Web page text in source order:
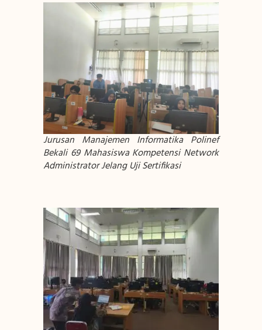
Jurusan Manajemen Informatika Polinef
Bekali 69 Mahasiswa Kompetensi Network
Administrator Jelang Uji Sertifikasi